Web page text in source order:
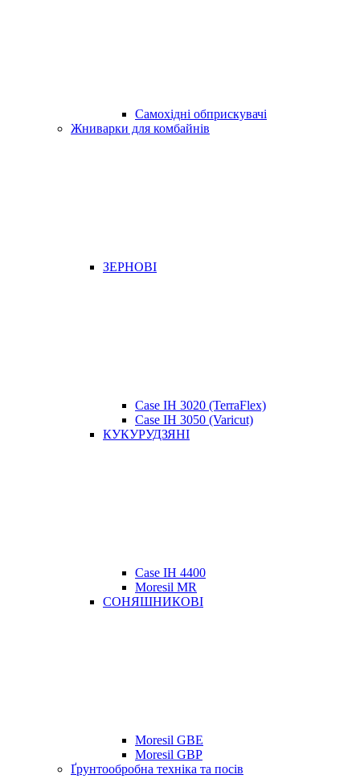
Самохідні обприскувачі
Жниварки для комбайнів
ЗЕРНОВІ
Case IH 3020 (TerraFlex)
Case IH 3050 (Varicut)
КУКУРУДЗЯНІ
Case IH 4400
Moresil MR
СОНЯШНИКОВІ
Moresil GBE
Moresil GBP
Ґрунтообробна техніка та посів